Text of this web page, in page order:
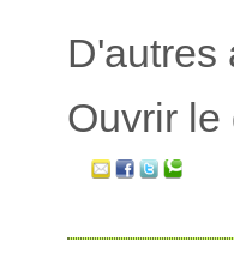
D'autres
Ouvrir le